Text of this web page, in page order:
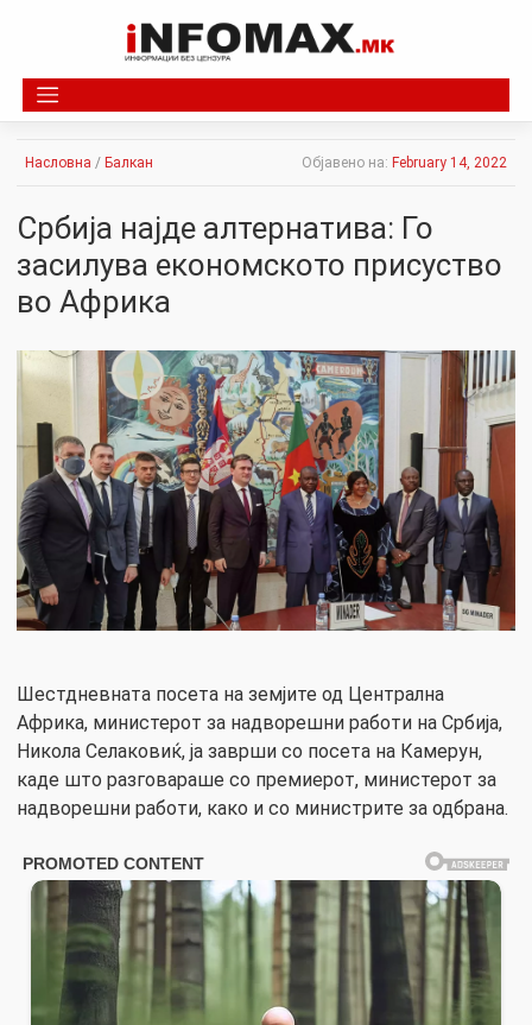
Насловна / Балкан Објавено на: February 14, 2022
Србија најде алтернатива: Го
засилува економското присуство
во Африка
Шестдневната посета на земјите од Централна
Африка, министерот за надворешни работи на Србија,
Никола Селаковиќ, ја заврши со посета на Камерун,
каде што разговараше со премиерот, министерот за
надворешни работи, како и со министрите за одбрана.